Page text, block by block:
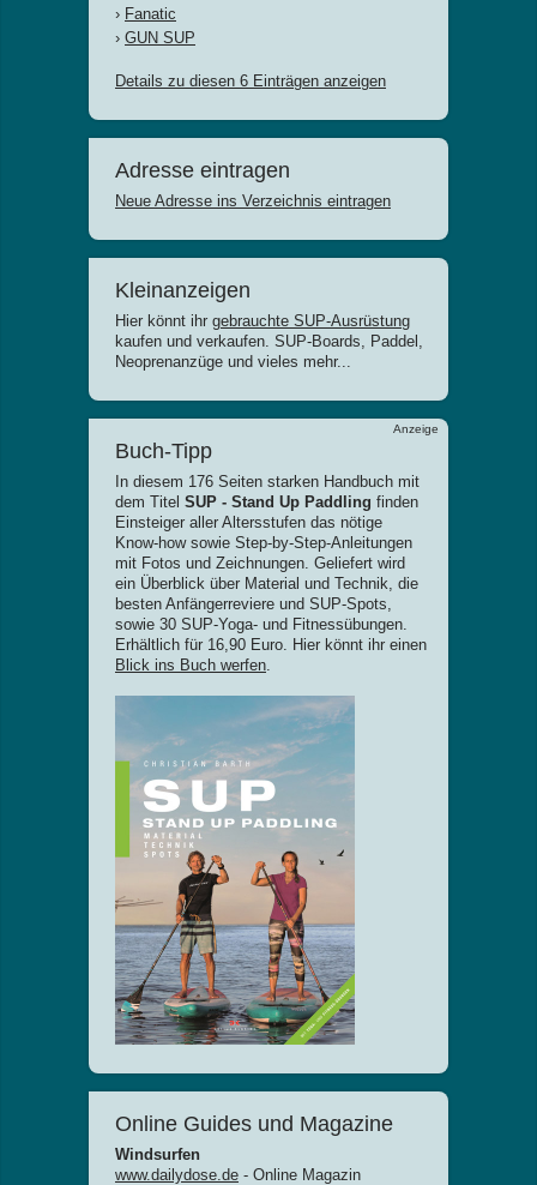
› Fanatic
› GUN SUP
Details zu diesen 6 Einträgen anzeigen
Adresse eintragen
Neue Adresse ins Verzeichnis eintragen
Kleinanzeigen
Hier könnt ihr gebrauchte SUP-Ausrüstung
kaufen und verkaufen. SUP-Boards, Paddel,
Neoprenanzüge und vieles mehr...
Anzeige
Buch-Tipp
In diesem 176 Seiten starken Handbuch mit
dem Titel SUP - Stand Up Paddling finden
Einsteiger aller Altersstufen das nötige
Know-how sowie Step-by-Step-Anleitungen
mit Fotos und Zeichnungen. Geliefert wird
ein Überblick über Material und Technik, die
besten Anfängerreviere und SUP-Spots,
sowie 30 SUP-Yoga- und Fitnessübungen.
Erhältlich für 16,90 Euro. Hier könnt ihr einen
Blick ins Buch werfen.
Online Guides und Magazine
Windsurfen
www.dailydose.de - Online Magazin